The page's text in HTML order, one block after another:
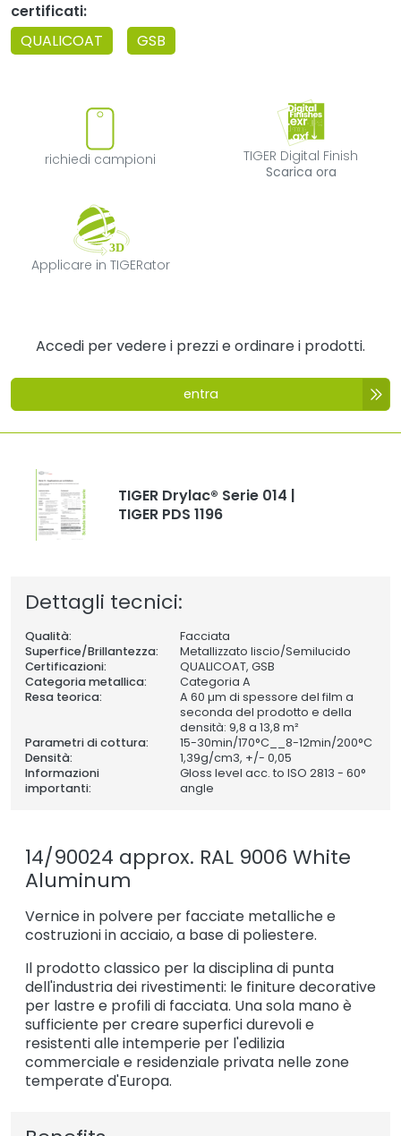
certificati:
QUALICOAT
GSB
richiedi campioni
richiedi campioni
TIGER Digital
TIGER Digital Finish
Scarica ora
Applicare in TIGERator
Applicare in TIGERator
Accedi per vedere i prezzi e ordinare i prodotti.
entra
TIGER Drylac® Serie 014 |
TIGER PDS 1196
Dettagli tecnici:
Qualità:
Facciata
Superfice/Brillantezza:
Metallizzato liscio/Semilucido
Certificazioni:
QUALICOAT, GSB
Categoria metallica:
Categoria A
Resa teorica:
A 60 µm di spessore del film a
seconda del prodotto e della
densità: 9,8 a 13,8 m²
Parametri di cottura:
15-30min/170°C__8-12min/200°C
Densità:
1,39g/cm3, +/- 0,05
Informazioni
importanti:
Gloss level acc. to ISO 2813 - 60°
angle
14/90024 approx. RAL 9006 White
Aluminum
Vernice in polvere per facciate metalliche e
costruzioni in acciaio, a base di poliestere.
Il prodotto classico per la disciplina di punta
dell'industria dei rivestimenti: le finiture decorative
per lastre e profili di facciata. Una sola mano è
sufficiente per creare superfici durevoli e
resistenti alle intemperie per l'edilizia
commerciale e residenziale privata nelle zone
temperate d'Europa.